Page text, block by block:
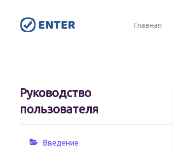
Главная
Руководство
пользователя
Введение